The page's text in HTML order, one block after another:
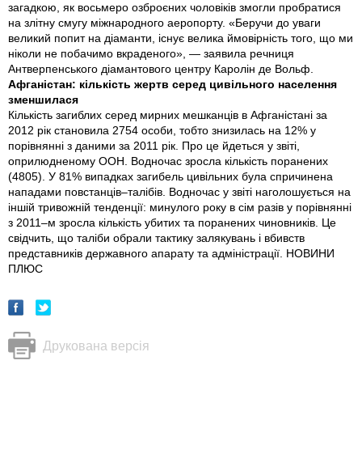
загадкою, як восьмеро озброєних чоловіків змогли пробратися
на злітну смугу міжнародного аеропорту. «Беручи до уваги
великий попит на діаманти, існує велика ймовірність того, що ми
ніколи не побачимо вкраденого», — заявила речниця
Антверпенського діамантового центру Каролін де Вольф.
Афганістан: кількість жертв серед цивільного населення
зменшилася
Кількість загиблих серед мирних мешканців в Афганістані за
2012 рік становила 2754 особи, тобто знизилась на 12% у
порівнянні з даними за 2011 рік. Про це йдеться у звіті,
оприлюдненому ООН. Водночас зросла кількість поранених
(4805). У 81% випадках загибель цивільних була спричинена
нападами повстанців–талібів. Водночас у звіті наголошується на
іншій тривожній тенденції: минулого року в сім разів у порівнянні
з 2011–м зросла кількість убитих та поранених чиновників. Це
свідчить, що таліби обрали тактику залякувань і вбивств
представників державного апарату та адміністрації. НОВИНИ
ПЛЮС
Друкована версія